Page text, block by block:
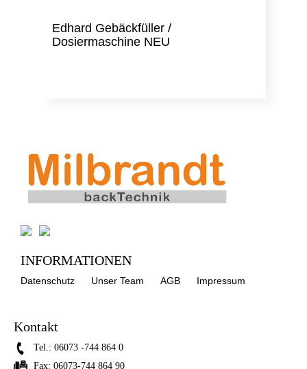
Edhard Gebäckfüller /
Dosiermaschine NEU
INFORMATIONEN
Datenschutz Unser Team AGB Impressum
Kontakt
Tel.: 06073 -744 864 0
Fax: 06073-744 864 90